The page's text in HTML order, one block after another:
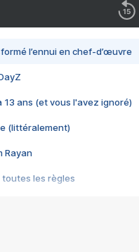
l’ennui en chef-d’œuvre
13 ans (et vous l'avez ignoré)
(littéralement)
Rayan
toutes les règles